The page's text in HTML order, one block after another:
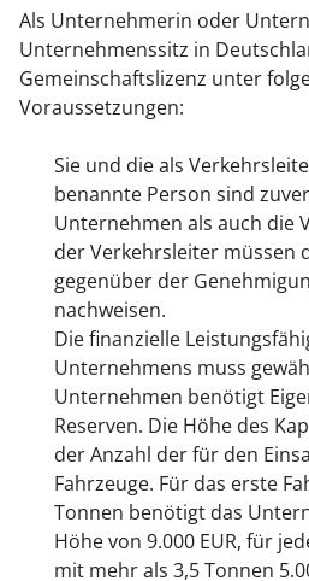
Als Unternehmerin oder
Unternehmenssitz in
Gemeinschaftslizenz unter
Voraussetzungen:
Sie und die als
benannte Person sind
Unternehmen als auch die
der Verkehrsleiter müssen
gegenüber der
nachweisen.
Die finanzielle
Unternehmens muss
Unternehmen benötigt
Reserven. Die Höhe des
der Anzahl der für den
Fahrzeuge. Für das erste
Tonnen benötigt das
Höhe von 9.000 EUR, für
mit mehr als 3,5 Tonnen